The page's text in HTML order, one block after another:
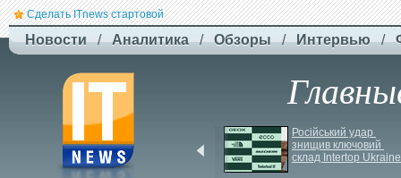
Сделать ITnews стартовой
Новости / Аналитика / Обзоры / Интервью /
серію міських квестів
маршрутами трамваїв
Російський удар
знищив ключовий
склад Intertop Ukraine